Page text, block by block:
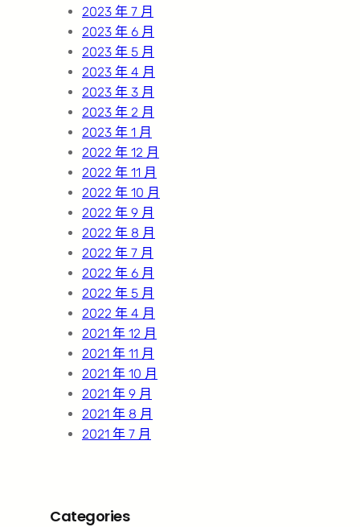
2023 年 7 月
2023 年 6 月
2023 年 5 月
2023 年 4 月
2023 年 3 月
2023 年 2 月
2023 年 1 月
2022 年 12 月
2022 年 11 月
2022 年 10 月
2022 年 9 月
2022 年 8 月
2022 年 7 月
2022 年 6 月
2022 年 5 月
2022 年 4 月
2021 年 12 月
2021 年 11 月
2021 年 10 月
2021 年 9 月
2021 年 8 月
2021 年 7 月
Categories